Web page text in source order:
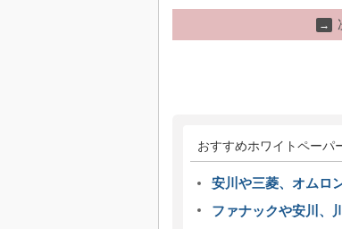
→
おすすめホワイトペーパ
安川や三菱、オムロ
ファナックや安川、